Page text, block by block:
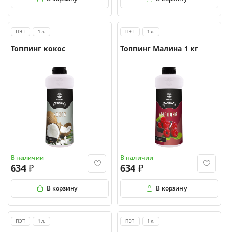
ПЭТ 1 л.
Топпинг кокос
В наличии
634
В корзину
ПЭТ 1 л.
Топпинг Малина 1 кг
В наличии
634
В корзину
ПЭТ 1 л. ПЭТ 1 л.